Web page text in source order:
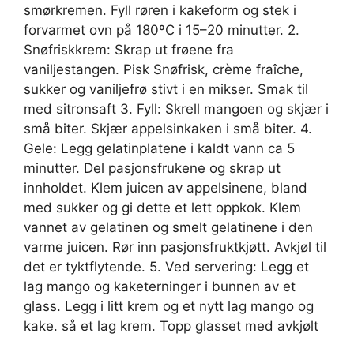
smørkremen. Fyll røren i kakeform og stek i
forvarmet ovn på 180ºC i 15–20 minutter. 2.
Snøfriskkrem: Skrap ut frøene fra
vaniljestangen. Pisk Snøfrisk, crème fraîche,
sukker og vaniljefrø stivt i en mikser. Smak til
med sitronsaft 3. Fyll: Skrell mangoen og skjær i
små biter. Skjær appelsinkaken i små biter. 4.
Gele: Legg gelatinplatene i kaldt vann ca 5
minutter. Del pasjonsfrukene og skrap ut
innholdet. Klem juicen av appelsinene, bland
med sukker og gi dette et lett oppkok. Klem
vannet av gelatinen og smelt gelatinene i den
varme juicen. Rør inn pasjonsfruktkjøtt. Avkjøl til
det er tyktflytende. 5. Ved servering: Legg et
lag mango og kaketerninger i bunnen av et
glass. Legg i litt krem og et nytt lag mango og
kake. så et lag krem. Topp glasset med avkjølt